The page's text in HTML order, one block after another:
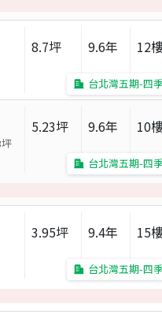
8.7坪 9.6年 12
台北灣五期-四
坪
5.23坪 9.6年 10
台北灣五期-四
3.95坪 9.4年 15
台北灣五期-四